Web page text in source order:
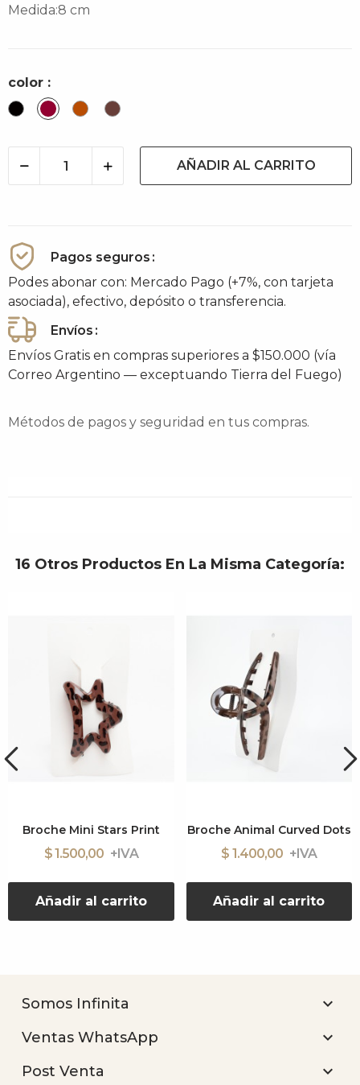
Medida:8 cm
color :
NegroBrickCareyCacao
AÑADIR AL CARRITO
Pagos seguros
Podes abonar con: Mercado Pago (+7%, con tarjeta
asociada), efectivo, depósito o transferencia.
Envíos
Envíos Gratis en compras superiores a $150.000 (vía
Correo Argentino — exceptuando Tierra del Fuego)
Métodos de pagos y seguridad en tus compras.
16 Otros Productos En La Misma Categoría:
Broche Mini Stars Print
$ 1.500,00
Añadir al carrito
Broche Animal Curved Dots
$ 1.400,00
Añadir al carrito
Somos Infinita 
Ventas WhatsApp 
Post Venta 